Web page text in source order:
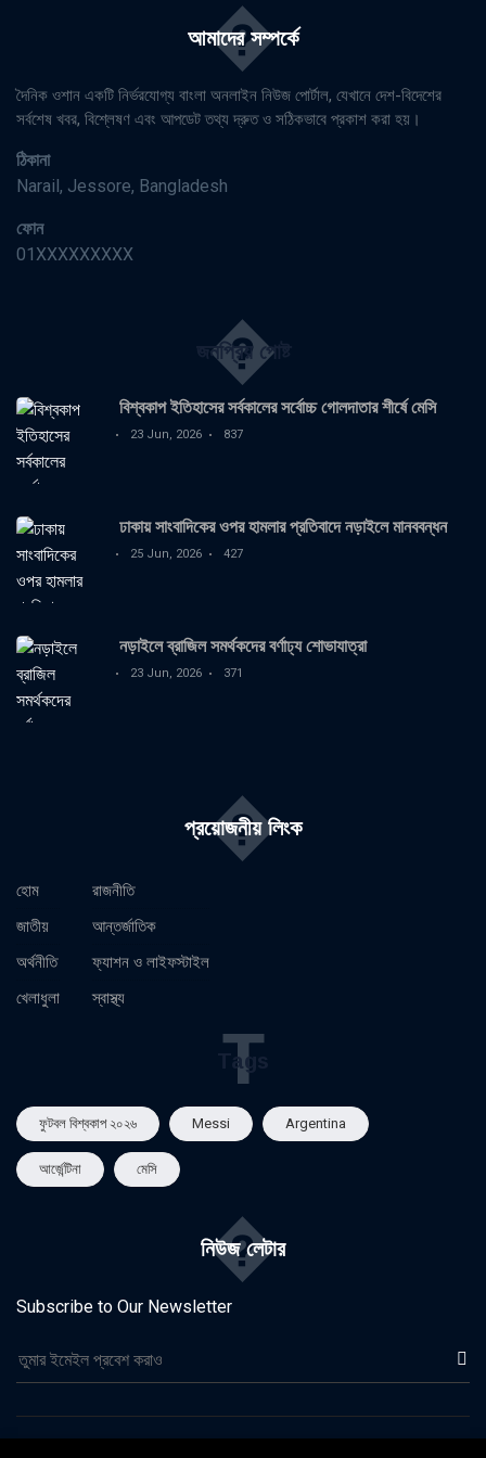
আমাদের সম্পর্কে
�
দৈনিক ওশান একটি নির্ভরযোগ্য বাংলা অনলাইন নিউজ পোর্টাল, যেখানে দেশ-বিদেশের
সর্বশেষ খবর, বিশ্লেষণ এবং আপডেট তথ্য দ্রুত ও সঠিকভাবে প্রকাশ করা হয়।
ঠিকানা
Narail, Jessore, Bangladesh
ফোন
01XXXXXXXXX
জনপ্রিয় পোষ্ট
�
বিশ্বকাপ ইতিহাসের সর্বকালের সর্বোচ্চ গোলদাতার শীর্ষে মেসি
23 Jun, 2026 837
ঢাকায় সাংবাদিকের ওপর হামলার প্রতিবাদে নড়াইলে মানববন্ধন
25 Jun, 2026 427
নড়াইলে ব্রাজিল সমর্থকদের বর্ণাঢ্য শোভাযাত্রা
23 Jun, 2026 371
প্রয়োজনীয় লিংক
�
হোম
জাতীয়
অর্থনীতি
খেলাধুলা
রাজনীতি
আন্তর্জাতিক
ফ্যাশন ও লাইফস্টাইল
স্বাস্থ্য
Tags
T
ফুটবল বিশ্বকাপ ২০২৬ Messi Argentina
আর্জেন্টিনা মেসি
নিউজ লেটার
�
Subscribe to Our Newsletter